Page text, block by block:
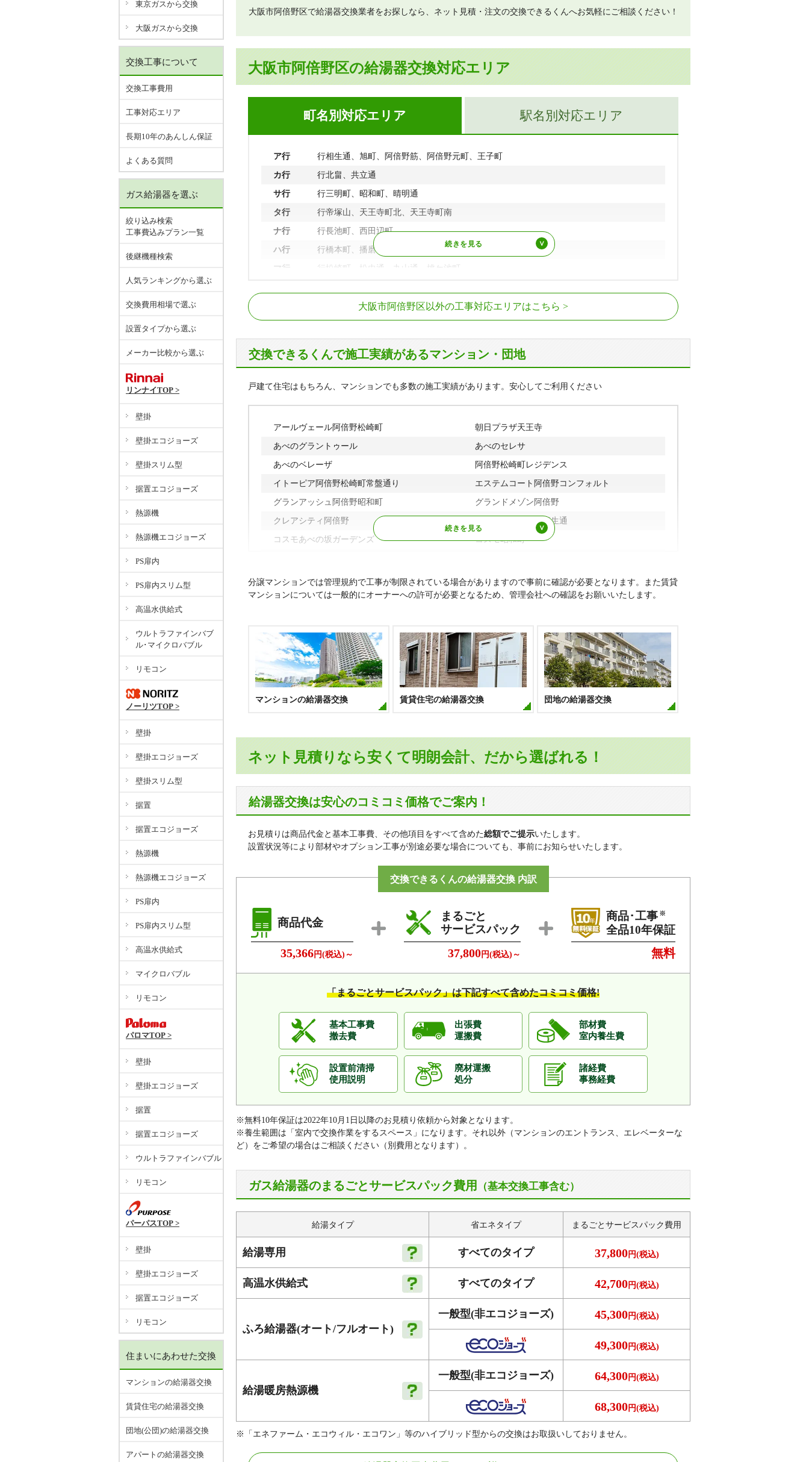
大阪市阿倍野区で給湯器交換業者をお探しなら、ネット見積・注文の交換できるくんへお気軽にご相談ください！
大阪市阿倍野区の給湯器交換対応エリア
町名別対応エリア
ア行 行相生通、旭町、阿倍野筋、阿倍野元町、王子町
カ行 行北畠、共立通
サ行 行三明町、昭和町、晴明通
タ行 行帝塚山、天王寺町北、天王寺町南
ナ行 行長池町、西田辺町
ハ行 行橋本町、播磨町、万代、阪南町、美章園、文の里
マ行 行松崎町、松虫通、丸山通、桃ケ池町
駅名別対応エリア
美章園駅、南田辺駅、鶴ケ丘駅
大阪メトロ谷町線 阿倍野駅、文の里駅
上町線
天王寺駅前駅、阿倍野駅、松虫停留場、東天下茶屋停
大阪市阿倍野区以外の工事対応エリアはこちら
交換できるくんで施工実績があるマンション・団地
戸建て住宅はもちろん、マンションでも多数の施工実績があります。安心してご利用ください
アールヴェール阿倍野松崎町 朝日プラザ天王寺
あべのグラントゥール あべのセレサ
あべのベレーザ 阿倍野松崎町レジデンス
イトーピア阿倍野松崎町常盤通り エステムコート阿倍野コンフォルト
グランアッシュ阿倍野昭和町 グランドメゾン阿倍野
クレアシティ阿倍野 コープ野村阿倍野相生通
コスモあべの坂ガーデンズ コスモ昭和町
シティタワーグラン天王寺 セセレッソコート北畠
大洋ハイツ昭和町 ディアステージ阿倍野播磨町
ドムール北畠 ドルフ阿倍野松崎町
パークホームズ阿倍野阪南町 パレ・グラン阿倍野三明町
プラウド阿倍野播磨町 ベルシャトゥ阿部野阪南町
ライオンズ阿倍野松崎町 ライオンズマンション帝塚山
リベール北畠ガーデンシティ ロイヤルシティ阿倍野
分譲マンションでは管理規約で工事が制限されている場合がありますので事前に確認が必要となります。また賃貸
マンションについては一般的にオーナーへの許可が必要となるため、管理会社への確認をお願いいたします。
マンションの給湯器交換 賃貸住宅の給湯器交換 団地の給湯器交換
ネット見積りなら安くて明朗会計、だから選ばれる！
給湯器交換は安心のコミコミ価格でご案内！
お見積りは商品代金と基本工事費、その他項目をすべて含めた総額でご提示いたします。
設置状況等により部材やオプション工事が別途必要な場合についても、事前にお知らせいたします。
交換できるくんの給湯器交換 内訳
商品代金
35,366 円(税込)～
まるごと
サービスパック
37,800円(税込)～
商品･工事 ※
全品10年保証
無料
「まるごとサービスパック」は下記すべて含めたコミコミ価格!
基本工事費
撤去費
出張費
運搬費
部材費
室内養生費
設置前清掃
使用説明
廃材運搬
処分
諸経費
事務経費
※無料10年保証は2022年10月1日以降のお見積り依頼から対象となります。
※養生範囲は「室内で交換作業をするスペース」になります。それ以外（マンションのエントランス、エレベーターな
ど）をご希望の場合はご相談ください（別費用となります）。
ガス給湯器のまるごとサービスパック費用 （基本交換工事含む）
給湯タイプ 省エネタイプ まるごとサービスパック費用
給湯専用 すべてのタイプ 37,800円(税込)
高温水供給式 すべてのタイプ 42,700円(税込)
ふろ給湯器(オート/フルオート)
一般型(非エコジョーズ) 45,300円(税込)
49,300円(税込)
給湯暖房熱源機
一般型(非エコジョーズ) 64,300円(税込)
68,300円(税込)
※「エネファーム・エコウィル・エコワン」等のハイブリッド型からの交換はお取扱いしておりません。
東京ガスから交換
大阪ガスから交換
交換工事について
交換工事費用
工事対応エリア
長期10年のあんしん保証
よくある質問
ガス給湯器を選ぶ
絞り込み検索
工事費込みプラン一覧
後継機種検索
人気ランキングから選ぶ
交換費用相場で選ぶ
設置タイプから選ぶ
メーカー比較から選ぶ
リンナイTOP >
壁掛
壁掛エコジョーズ
壁掛スリム型
据置エコジョーズ
熱源機
熱源機エコジョーズ
PS扉内
PS扉内スリム型
高温水供給式
ウルトラファインバブ
ル･マイクロバブル
リモコン
ノーリツTOP >
壁掛
壁掛エコジョーズ
壁掛スリム型
据置
据置エコジョーズ
熱源機
熱源機エコジョーズ
PS扉内
PS扉内スリム型
高温水供給式
マイクロバブル
リモコン
パロマTOP >
壁掛
壁掛エコジョーズ
据置
据置エコジョーズ
ウルトラファインバブル
リモコン
パーパスTOP >
壁掛
壁掛エコジョーズ
据置エコジョーズ
リモコン
住まいにあわせた交換
マンションの給湯器交換
賃貸住宅の給湯器交換
団地(公団)の給湯器交換
アパートの給湯器交換